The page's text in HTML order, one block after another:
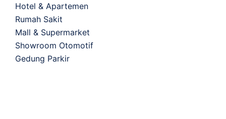
Hotel & Apartemen
Rumah Sakit
Mall & Supermarket
Showroom Otomotif
Gedung Parkir